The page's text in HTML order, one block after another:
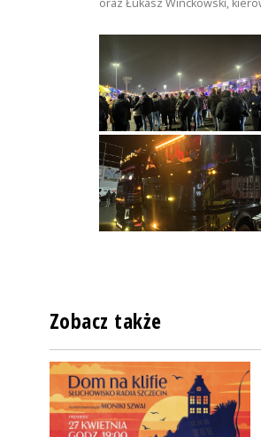
oraz Łukasz Winckowski,
Zobacz także